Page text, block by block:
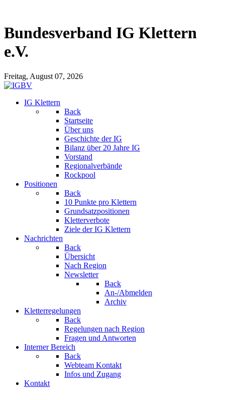
Bundesverband IG Klettern
e.V.
Freitag, August 07, 2026
IG Klettern
Back
Startseite
Über uns
Geschichte der IG
Bilanz über 20 Jahre IG
Vorstand
Regionalverbände
Rockpool
Positionen
Back
10 Punkte pro Klettern
Grundsatzpositionen
Kletterverbote
Ziele der IG Klettern
Nachrichten
Back
Übersicht
Nach Region
Newsletter
Back
An-/Abmelden
Archiv
Kletterregelungen
Back
Regelungen nach Region
Fragen und Antworten
Interner Bereich
Back
Webteam Kontakt
Infos und Zugang
Kontakt